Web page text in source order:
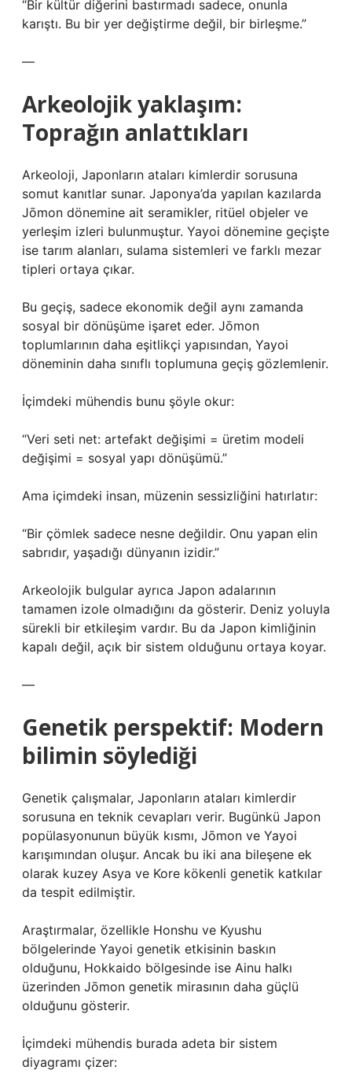
“Bir kültür diğerini bastırmadı sadece, onunla
karıştı. Bu bir yer değiştirme değil, bir birleşme.”
—
Arkeolojik yaklaşım:
Toprağın anlattıkları
Arkeoloji, Japonların ataları kimlerdir sorusuna
somut kanıtlar sunar. Japonya’da yapılan kazılarda
Jōmon dönemine ait seramikler, ritüel objeler ve
yerleşim izleri bulunmuştur. Yayoi dönemine geçişte
ise tarım alanları, sulama sistemleri ve farklı mezar
tipleri ortaya çıkar.
Bu geçiş, sadece ekonomik değil aynı zamanda
sosyal bir dönüşüme işaret eder. Jōmon
toplumlarının daha eşitlikçi yapısından, Yayoi
döneminin daha sınıflı toplumuna geçiş gözlemlenir.
İçimdeki mühendis bunu şöyle okur:
“Veri seti net: artefakt değişimi = üretim modeli
değişimi = sosyal yapı dönüşümü.”
Ama içimdeki insan, müzenin sessizliğini hatırlatır:
“Bir çömlek sadece nesne değildir. Onu yapan elin
sabrıdır, yaşadığı dünyanın izidir.”
Arkeolojik bulgular ayrıca Japon adalarının
tamamen izole olmadığını da gösterir. Deniz yoluyla
sürekli bir etkileşim vardır. Bu da Japon kimliğinin
kapalı değil, açık bir sistem olduğunu ortaya koyar.
—
Genetik perspektif: Modern
bilimin söylediği
Genetik çalışmalar, Japonların ataları kimlerdir
sorusuna en teknik cevapları verir. Bugünkü Japon
popülasyonunun büyük kısmı, Jōmon ve Yayoi
karışımından oluşur. Ancak bu iki ana bileşene ek
olarak kuzey Asya ve Kore kökenli genetik katkılar
da tespit edilmiştir.
Araştırmalar, özellikle Honshu ve Kyushu
bölgelerinde Yayoi genetik etkisinin baskın
olduğunu, Hokkaido bölgesinde ise Ainu halkı
üzerinden Jōmon genetik mirasının daha güçlü
olduğunu gösterir.
İçimdeki mühendis burada adeta bir sistem
diyagramı çizer: